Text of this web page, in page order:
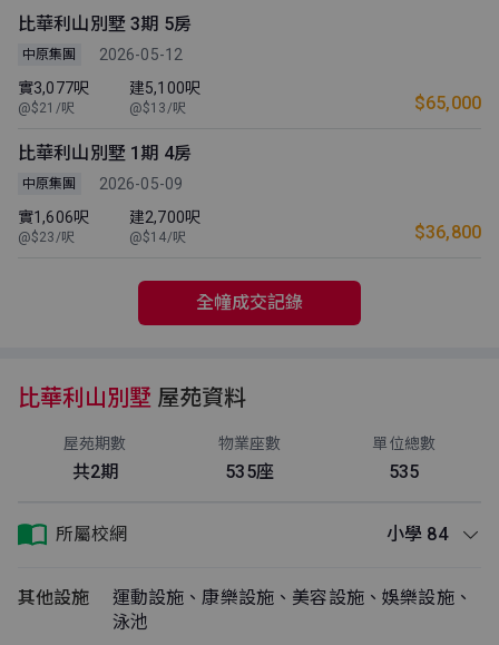
比華利山別墅 3期 5房
中原集團
2026-05-12
實3,077呎
@$21/呎
建5,100呎
@$13/呎 $65,000
比華利山別墅 1期 4房
中原集團
2026-05-09
實1,606呎
@$23/呎
建2,700呎
@$14/呎 $36,800
全幢成交記錄
比華利山別墅 屋苑資料
屋苑期數
共2期
物業座數
535座
單位總數
535
所屬校網 小學 84
其他設施
運動設施、康樂設施、美容設施、娛樂設施、
泳池